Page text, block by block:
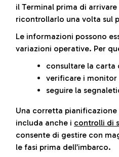
il Terminal prima di
ricontrollarlo una volta sul
Le informazioni possono
variazioni operative. Per
consultare la carta
verificare i
seguire la
Una corretta
includa anche i controlli di
consente di gestire con
le fasi prima dell’imbarco.